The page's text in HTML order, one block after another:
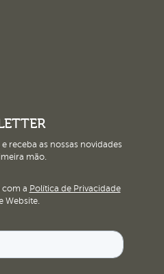
receba as nossas novidades
mão.
a Política de Privacidade
Website.